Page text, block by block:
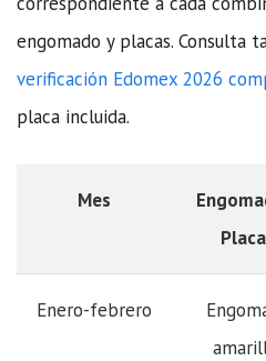
engomado y placas. Consulta
verificación Edomex 2026
placa incluida.
Mes
Enero-febrero